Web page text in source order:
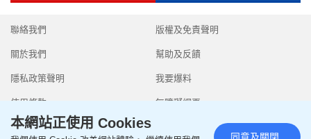
聯絡我們
關於我們
隱私政策聲明
使用條款
版權及免責聲明
幫助及反饋
我要爆料
無障礙網頁
本網站正使用 Cookies
同意及關閉